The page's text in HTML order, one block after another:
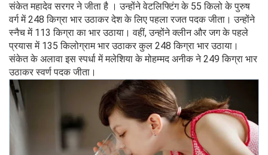
संकेत महादेव सरगर ने जीता है । उन्होंने वेटलिफ्टिंग के 55 किलो के पुरुष
वर्ग में 248 किग्रा भार उठाकर देश के लिए पहला रजत पदक जीता। उन्होंने
स्नैच में 113 किग्रा का भार उठाया। वहीं, उन्होंने क्लीन और जग के पहले
प्रयास में 135 किलोग्राम भार उठाकर कुल 248 किग्रा भार उठाया।
संकेत के अलावा इस स्पर्धा में मलेशिया के मोहम्मद अनीक ने 249 किग्रा भार
उठाकर स्वर्ण पदक जीता।